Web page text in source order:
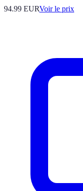
94.99 EURVoir le prix